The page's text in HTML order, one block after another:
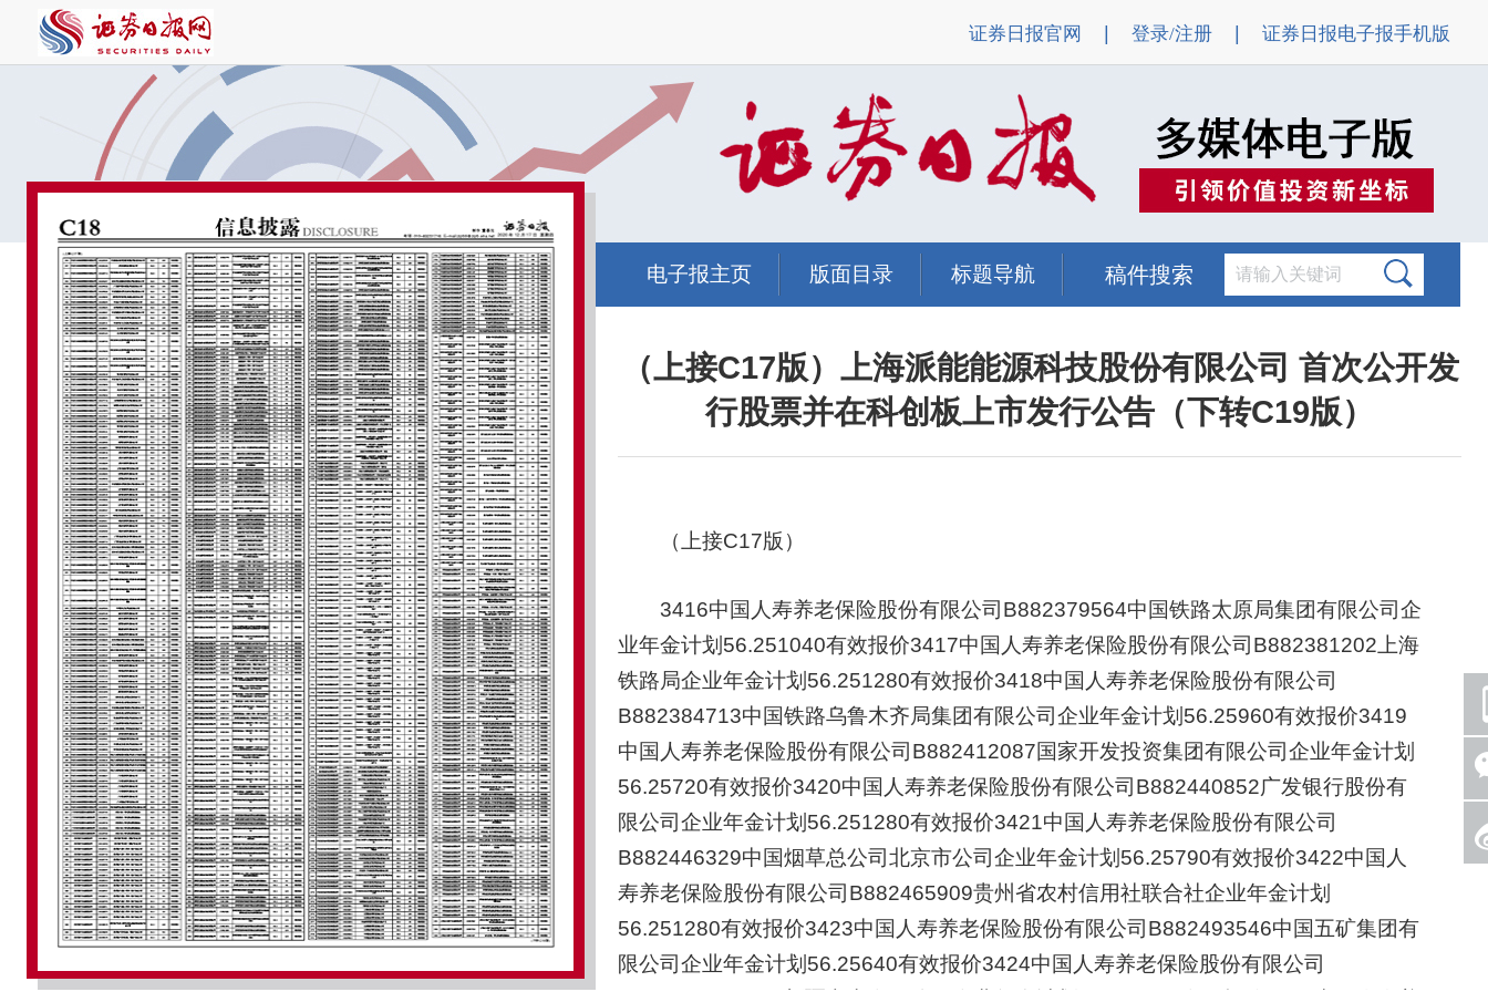
证券日报官网 登录/注册 证券日报电子报手机版
电子报主页 版面目录 标题导航 稿件搜索
（上接C17版）上海派能能源科技股份有限公司 首次公开发
行股票并在科创板上市发行公告（下转C19版）
（上接C17版）
3416中国人寿养老保险股份有限公司B882379564中国铁路太原局集团有限公司企
业年金计划56.251040有效报价3417中国人寿养老保险股份有限公司B882381202上海
铁路局企业年金计划56.251280有效报价3418中国人寿养老保险股份有限公司
B882384713中国铁路乌鲁木齐局集团有限公司企业年金计划56.25960有效报价3419
中国人寿养老保险股份有限公司B882412087国家开发投资集团有限公司企业年金计划
56.25720有效报价3420中国人寿养老保险股份有限公司B882440852广发银行股份有
限公司企业年金计划56.251280有效报价3421中国人寿养老保险股份有限公司
B882446329中国烟草总公司北京市公司企业年金计划56.25790有效报价3422中国人
寿养老保险股份有限公司B882465909贵州省农村信用社联合社企业年金计划
56.251280有效报价3423中国人寿养老保险股份有限公司B882493546中国五矿集团有
限公司企业年金计划56.25640有效报价3424中国人寿养老保险股份有限公司